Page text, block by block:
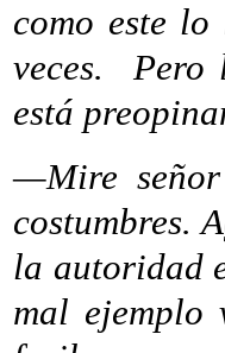
como este
veces.
Pero
está
—Mire
costumbres.
la autoridad
mal